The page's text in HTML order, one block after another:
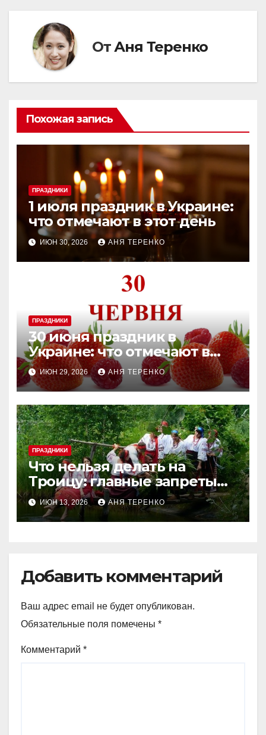
ОтАня Теренко
Похожая запись
ПРАЗДНИКИ
1 июля праздник в Украине:
что отмечают в этот день
ИЮН 30, 2026 АНЯ ТЕРЕНКО
ПРАЗДНИКИ
30 июня праздник в
Украине: что отмечают в
этот день
ИЮН 29, 2026 АНЯ ТЕРЕНКО
ПРАЗДНИКИ
Что нельзя делать на
Троицу: главные запреты
праздника
ИЮН 13, 2026 АНЯ ТЕРЕНКО
Добавить комментарий
Ваш адрес email не будет опубликован.
Обязательные поля помечены *
Комментарий *